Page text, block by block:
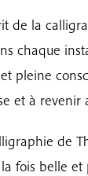
de la
chaque
pleine
et à revenir
de
fois belle et